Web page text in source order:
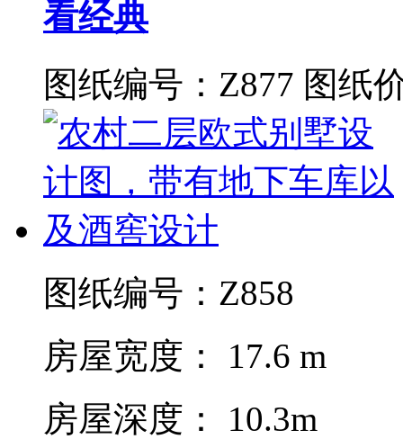
看经典
图纸编号：Z877 图纸
图纸编号：Z858
房屋宽度： 17.6 m
房屋深度： 10.3m